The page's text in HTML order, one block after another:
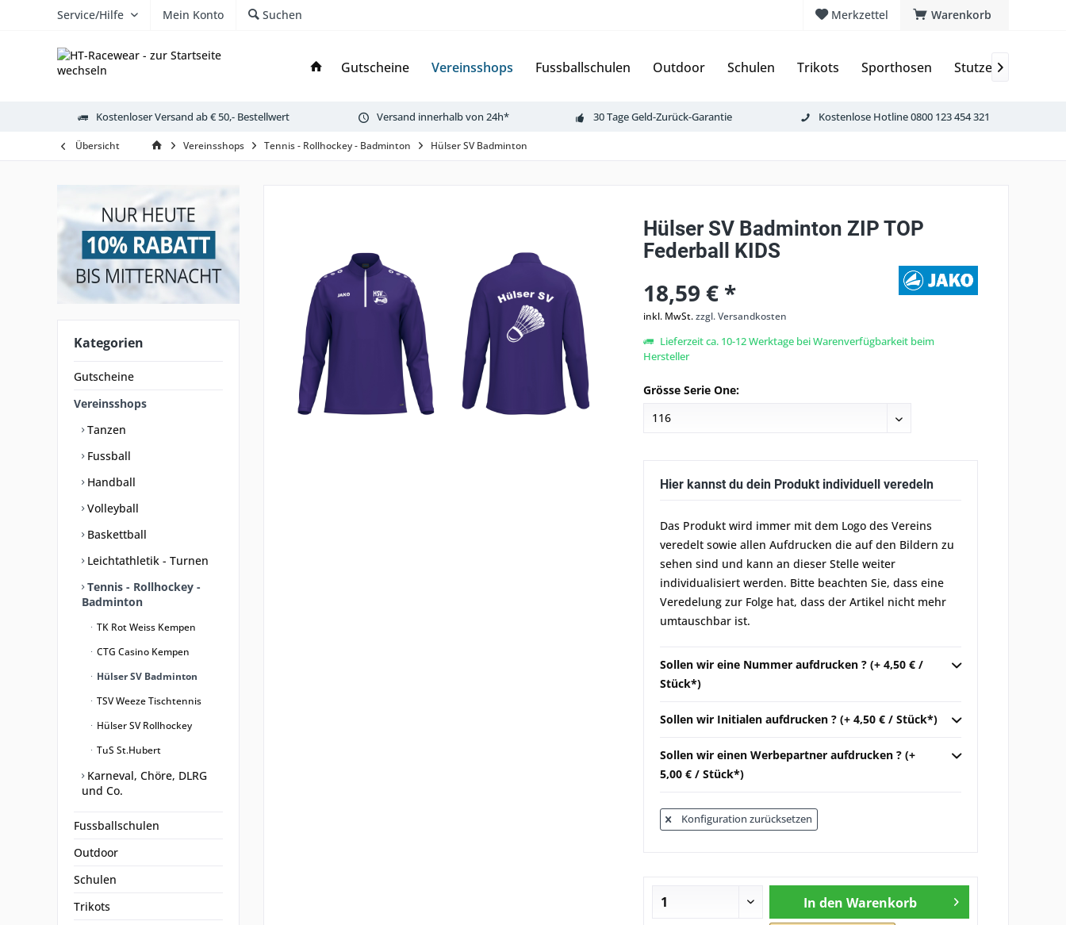
Warenkorb
Merkzettel
Service/Hilfe Mein Konto Suchen
Gutscheine Vereinsshops Fussballschulen Outdoor Schulen Trikots Sporthosen Stutzen & Schoner

Kostenloser Versand ab € 50,- Bestellwert Versand innerhalb von 24h* 30 Tage Geld-Zurück-Garantie Kostenlose Hotline 0800 123 454 321
Übersicht Vereinsshops Tennis - Rollhockey - Badminton Hülser SV Badminton
Kategorien
Gutscheine
Vereinsshops
Tanzen
Fussball
Handball
Volleyball
Baskettball
Leichtathletik - Turnen
Tennis - Rollhockey -
Badminton
TK Rot Weiss Kempen
CTG Casino Kempen
Hülser SV Badminton
TSV Weeze Tischtennis
Hülser SV Rollhockey
TuS St.Hubert
Karneval, Chöre, DLRG
und Co.
Fussballschulen
Outdoor
Schulen
Trikots
Hülser SV Badminton ZIP TOP
Federball KIDS
18,59 € *
inkl. MwSt.zzgl. Versandkosten
Lieferzeit ca. 10-12 Werktage bei Warenverfügbarkeit beim
Hersteller
Grösse Serie One:
Hier kannst du dein Produkt individuell veredeln
Das Produkt wird immer mit dem Logo des Vereins
veredelt sowie allen Aufdrucken die auf den Bildern zu
sehen sind und kann an dieser Stelle weiter
individualisiert werden. Bitte beachten Sie, dass eine
Veredelung zur Folge hat, dass der Artikel nicht mehr
umtauschbar ist.
Sollen wir eine Nummer aufdrucken ? (+ 4,50 € /
Stück*)
Sollen wir Initialen aufdrucken ? (+ 4,50 € / Stück*)
Sollen wir einen Werbepartner aufdrucken ? (+
5,00 € / Stück*)
Konfiguration zurücksetzen
In den Warenkorb